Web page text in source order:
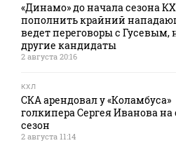
«Динамо» до начала сезона
пополнить крайний
ведет переговоры с Гусевым,
другие кандидаты
2 августа 20:16
КХЛ
СКА арендовал у «Коламбуса»
голкипера Сергея Иванова на
сезон
2 августа 11:14